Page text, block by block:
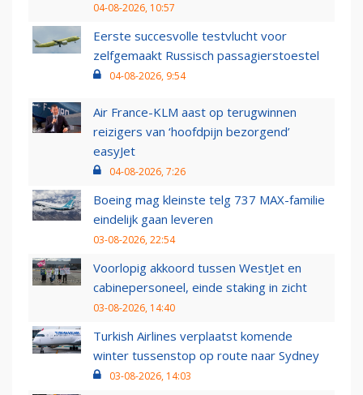
04-08-2026, 10:57
Eerste succesvolle testvlucht voor
zelfgemaakt Russisch passagierstoestel
04-08-2026, 9:54
Air France-KLM aast op terugwinnen
reizigers van ‘hoofdpijn bezorgend’
easyJet
04-08-2026, 7:26
Boeing mag kleinste telg 737 MAX-familie
eindelijk gaan leveren
03-08-2026, 22:54
Voorlopig akkoord tussen WestJet en
cabinepersoneel, einde staking in zicht
03-08-2026, 14:40
Turkish Airlines verplaatst komende
winter tussenstop op route naar Sydney
03-08-2026, 14:03